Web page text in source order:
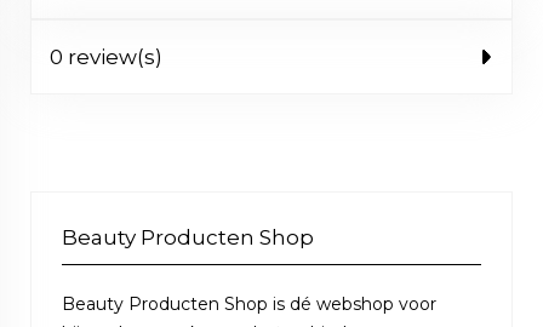
0 review(s)
Beauty Producten Shop
Beauty Producten Shop is dé webshop voor